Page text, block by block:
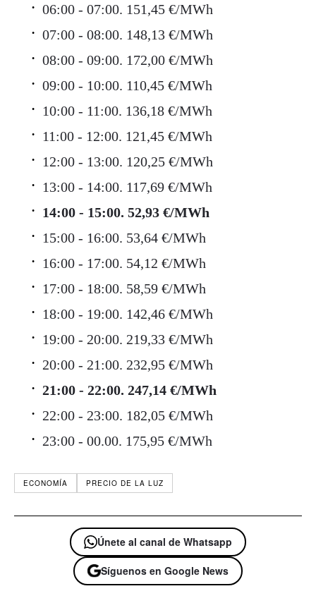
06:00 - 07:00. 151,45 €/MWh
07:00 - 08:00. 148,13 €/MWh
08:00 - 09:00. 172,00 €/MWh
09:00 - 10:00. 110,45 €/MWh
10:00 - 11:00. 136,18 €/MWh
11:00 - 12:00. 121,45 €/MWh
12:00 - 13:00. 120,25 €/MWh
13:00 - 14:00. 117,69 €/MWh
14:00 - 15:00. 52,93 €/MWh
15:00 - 16:00. 53,64 €/MWh
16:00 - 17:00. 54,12 €/MWh
17:00 - 18:00. 58,59 €/MWh
18:00 - 19:00. 142,46 €/MWh
19:00 - 20:00. 219,33 €/MWh
20:00 - 21:00. 232,95 €/MWh
21:00 - 22:00. 247,14 €/MWh
22:00 - 23:00. 182,05 €/MWh
23:00 - 00.00. 175,95 €/MWh
ECONOMÍA PRECIO DE LA LUZ
Únete al canal de Whatsapp
Síguenos en Google News